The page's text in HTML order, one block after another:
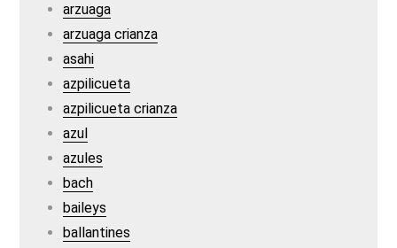
arzuaga
arzuaga crianza
asahi
azpilicueta
azpilicueta crianza
azul
azules
bach
baileys
ballantines